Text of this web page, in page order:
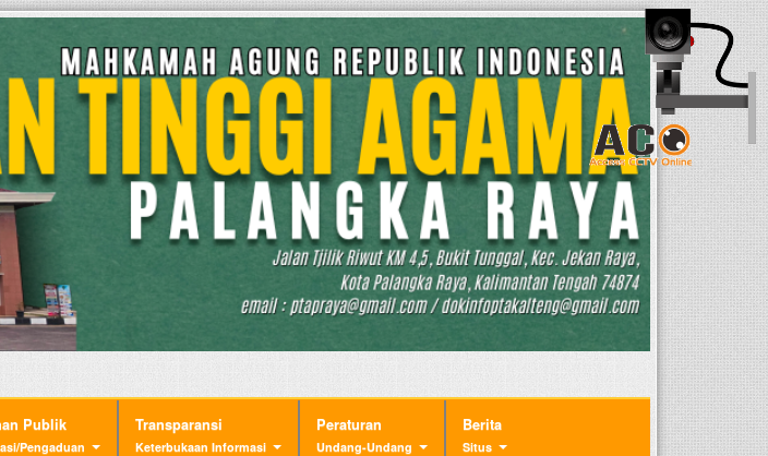
Publik
Pengaduan
Transparansi
Keterbukaan Informasi
Peraturan
Undang-Undang
Berita
Situs